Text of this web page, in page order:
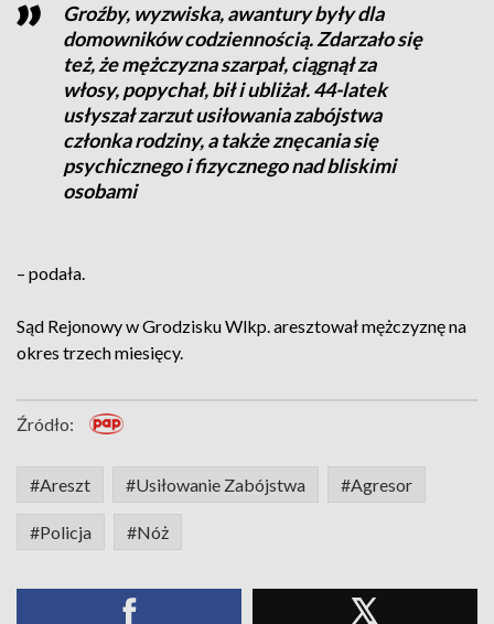
Groźby, wyzwiska, awantury były dla
domowników codziennością. Zdarzało się
też, że mężczyzna szarpał, ciągnął za
włosy, popychał, bił i ubliżał. 44-latek
usłyszał zarzut usiłowania zabójstwa
członka rodziny, a także znęcania się
psychicznego i fizycznego nad bliskimi
osobami
– podała.
Sąd Rejonowy w Grodzisku Wlkp. aresztował mężczyznę na
okres trzech miesięcy.
Źródło:
#Areszt #Usiłowanie Zabójstwa #Agresor
#Policja #Nóż